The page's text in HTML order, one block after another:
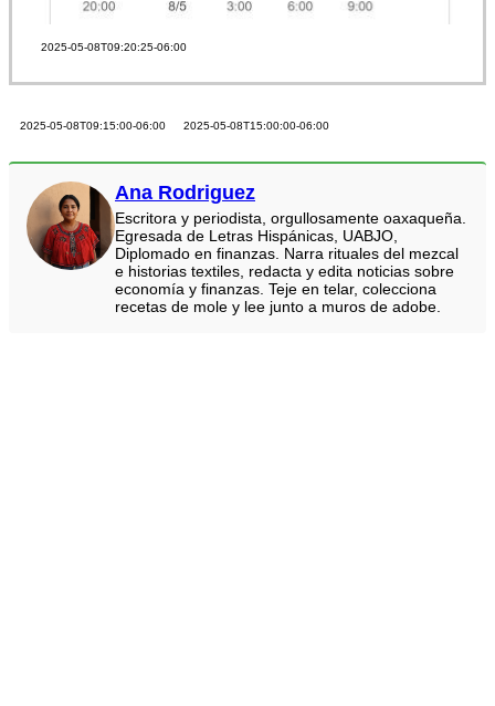
2025-05-08T09:20:25-06:00
2025-05-08T09:15:00-06:00 2025-05-08T15:00:00-06:00
Ana Rodriguez
Escritora y periodista, orgullosamente oaxaqueña.
Egresada de Letras Hispánicas, UABJO,
Diplomado en finanzas. Narra rituales del mezcal
e historias textiles, redacta y edita noticias sobre
economía y finanzas. Teje en telar, colecciona
recetas de mole y lee junto a muros de adobe.